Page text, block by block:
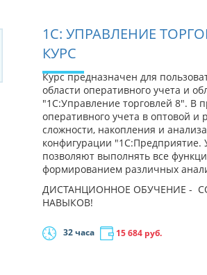
1С: УПРАВЛЕНИЕ
КУРС
Курс предназначен для
области оперативного учета и
"1С:Управление торговлей 8". В
оперативного учета в оптовой и
сложности, накопления и
конфигурации "1С:Предприятие.
позволяют выполнять все
формированием различных
ДИСТАНЦИОННОЕ ОБУЧЕНИЕ -
НАВЫКОВ!
32 часа 15 684 руб.